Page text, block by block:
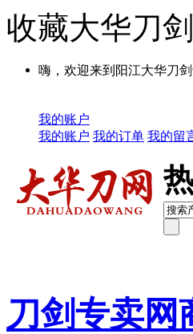
收藏大华刀
嗨，欢迎来到阳江大华刀
我的账户
我的账户 我的订单 我的留
刀剑专卖网